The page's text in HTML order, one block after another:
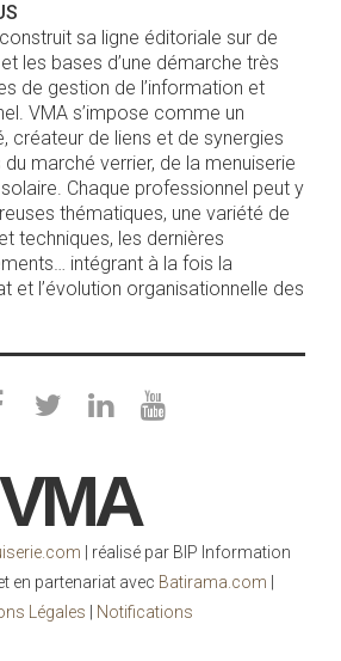
sa ligne éditoriale sur de
les bases d’une démarche très
de gestion de l’information et
VMA s’impose comme un
créateur de liens et de synergies
marché verrier, de la menuiserie
Chaque professionnel peut y
thématiques, une variété de
techniques, les dernières
intégrant à la fois la
et l’évolution organisationnelle des
VMA
| réalisé par BIP Information
en partenariat avec Batirama.com
Légales
Notifications